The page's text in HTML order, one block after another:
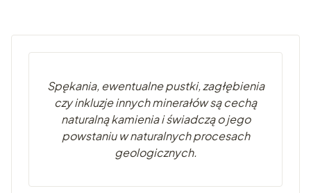
Spękania, ewentualne pustki, zagłębienia
czy inkluzje innych minerałów są cechą
naturalną kamienia i świadczą o jego
powstaniu w naturalnych procesach
geologicznych.